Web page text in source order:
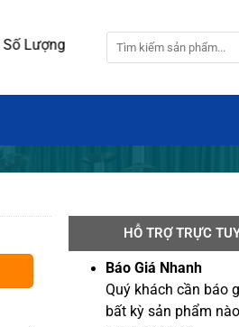
100 cái.
HỖ TRỢ TRỰC
Báo Giá Nhanh
Quý khách cần báo
bất kỳ sản phẩm